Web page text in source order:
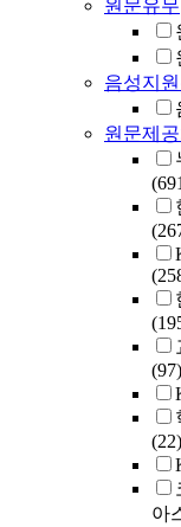
원문유무
음성지
원문제공
(97)
(22)
아